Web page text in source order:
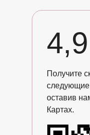
Получите
оставив
Картах.
4,9